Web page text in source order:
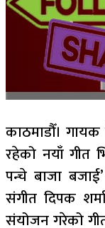
काठमाडौँ। गायक
रहेको नयाँ गीत
पन्चे बाजा
संगीत दिपक
संयोजन गरेको